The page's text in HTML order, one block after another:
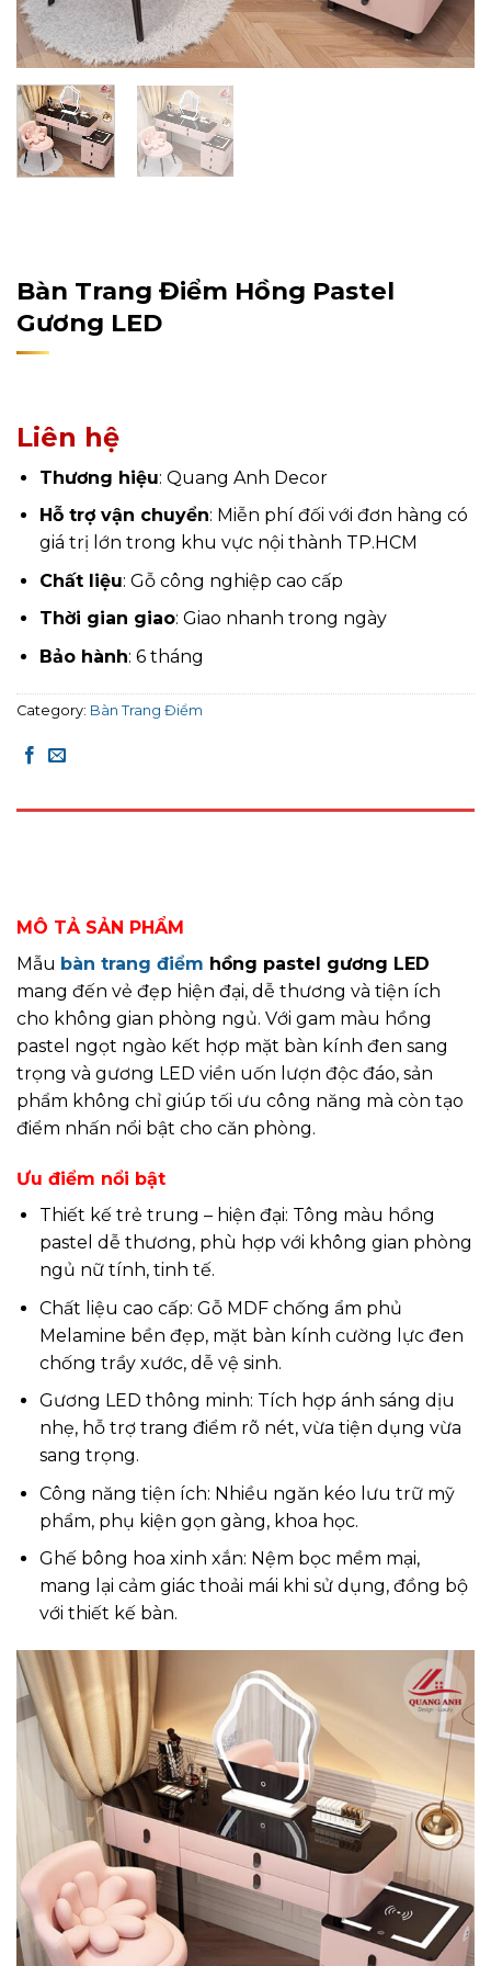
Bàn Trang Điểm Hồng Pastel
Gương LED
Liên hệ
Thương hiệu: Quang Anh Decor
Hỗ trợ vận chuyển: Miễn phí đối với đơn hàng có
giá trị lớn trong khu vực nội thành TP.HCM
Chất liệu: Gỗ công nghiệp cao cấp
Thời gian giao: Giao nhanh trong ngày
Bảo hành: 6 tháng
Category: Bàn Trang Điểm
MÔ TẢ SẢN PHẨM
Mẫu bàn trang điểm hồng pastel gương LED
mang đến vẻ đẹp hiện đại, dễ thương và tiện ích
cho không gian phòng ngủ. Với gam màu hồng
pastel ngọt ngào kết hợp mặt bàn kính đen sang
trọng và gương LED viền uốn lượn độc đáo, sản
phẩm không chỉ giúp tối ưu công năng mà còn tạo
điểm nhấn nổi bật cho căn phòng.
Ưu điểm nổi bật
Thiết kế trẻ trung – hiện đại: Tông màu hồng
pastel dễ thương, phù hợp với không gian phòng
ngủ nữ tính, tinh tế.
Chất liệu cao cấp: Gỗ MDF chống ẩm phủ
Melamine bền đẹp, mặt bàn kính cường lực đen
chống trầy xước, dễ vệ sinh.
Gương LED thông minh: Tích hợp ánh sáng dịu
nhẹ, hỗ trợ trang điểm rõ nét, vừa tiện dụng vừa
sang trọng.
Công năng tiện ích: Nhiều ngăn kéo lưu trữ mỹ
phẩm, phụ kiện gọn gàng, khoa học.
Ghế bông hoa xinh xắn: Nệm bọc mềm mại,
mang lại cảm giác thoải mái khi sử dụng, đồng bộ
với thiết kế bàn.